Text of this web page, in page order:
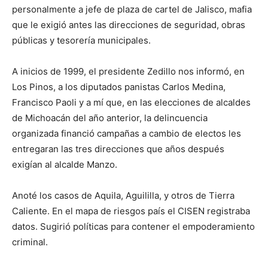
personalmente a jefe de plaza de cartel de Jalisco, mafia
que le exigió antes las direcciones de seguridad, obras
públicas y tesorería municipales.
A inicios de 1999, el presidente Zedillo nos informó, en
Los Pinos, a los diputados panistas Carlos Medina,
Francisco Paoli y a mí que, en las elecciones de alcaldes
de Michoacán del año anterior, la delincuencia
organizada financió campañas a cambio de electos les
entregaran las tres direcciones que años después
exigían al alcalde Manzo.
Anoté los casos de Aquila, Aguililla, y otros de Tierra
Caliente. En el mapa de riesgos país el CISEN registraba
datos. Sugirió políticas para contener el empoderamiento
criminal.